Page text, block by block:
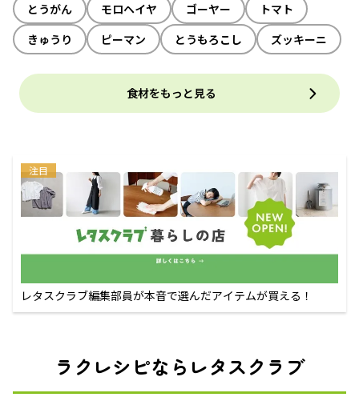
とうがん モロヘイヤ ゴーヤー
トマト
きゅうり
ピーマン とうもろこし ズッキーニ
食材をもっと見る
注目
レタスクラブ編集部員が本音で選んだアイテムが買える！
ラクレシピならレタスクラブ